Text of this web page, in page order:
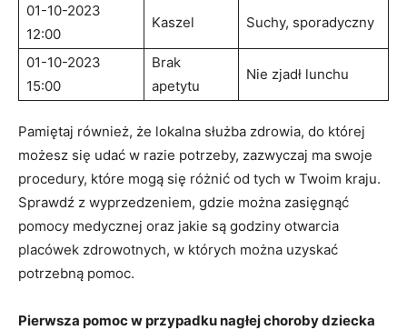
01-10-2023
12:00
Kaszel Suchy, sporadyczny
01-10-2023
⁤15:00
Brak ​
apetytu
Nie‍ zjadł lunchu
Pamiętaj również, że ⁢lokalna służba zdrowia, do której
możesz ‌się udać w razie⁣ potrzeby, zazwyczaj ma swoje
procedury, które mogą się różnić od tych w Twoim kraju.
Sprawdź z wyprzedzeniem, gdzie można ⁤zasięgnąć
pomocy medycznej oraz jakie są godziny otwarcia
placówek zdrowotnych, ⁢w których można ⁢uzyskać⁣
potrzebną pomoc.
Pierwsza pomoc w przypadku nagłej choroby dziecka